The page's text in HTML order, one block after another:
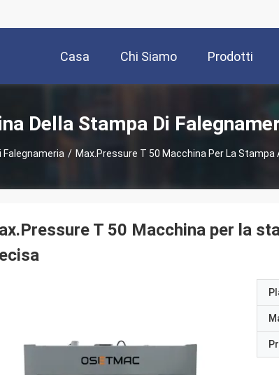
Casa Chi Siamo Prodotti
Della Stampa Di
Falegnameria / Max.Pressure T 50 Macchina Per La Stampa
T 50 Macchina per la